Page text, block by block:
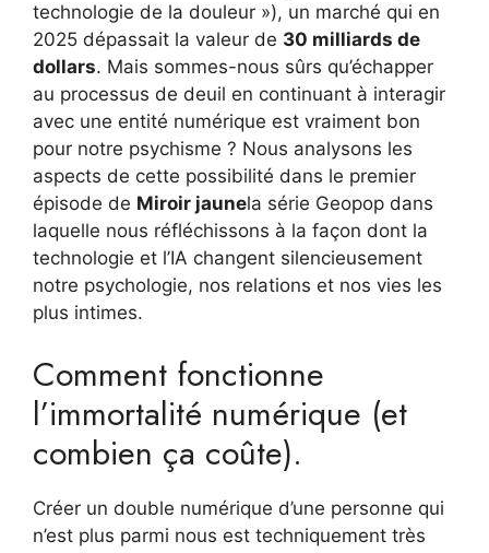
technologie de la douleur »), un marché qui en
2025 dépassait la valeur de 30 milliards de
dollars. Mais sommes-nous sûrs qu’échapper
au processus de deuil en continuant à interagir
avec une entité numérique est vraiment bon
pour notre psychisme ? Nous analysons les
aspects de cette possibilité dans le premier
épisode de Miroir jaunela série Geopop dans
laquelle nous réfléchissons à la façon dont la
technologie et l’IA changent silencieusement
notre psychologie, nos relations et nos vies les
plus intimes.
Comment fonctionne
l’immortalité numérique (et
combien ça coûte).
Créer un double numérique d’une personne qui
n’est plus parmi nous est techniquement très